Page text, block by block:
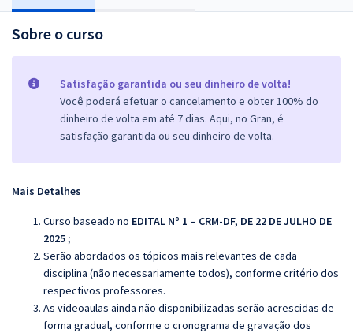
Sobre o curso
Satisfação garantida ou seu dinheiro de volta!
Você poderá efetuar o cancelamento e obter 100% do
dinheiro de volta em até 7 dias. Aqui, no Gran, é
satisfação garantida ou seu dinheiro de volta.
Mais Detalhes
Curso baseado no EDITAL Nº 1 – CRM-DF, DE 22 DE JULHO DE
2025;
Serão abordados os tópicos mais relevantes de cada
disciplina (não necessariamente todos), conforme critério dos
respectivos professores.
As videoaulas ainda não disponibilizadas serão acrescidas de
forma gradual, conforme o cronograma de gravação dos